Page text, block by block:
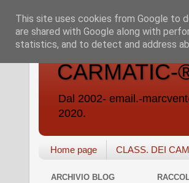
CARMATIC-
Dal 2002- email.-
2020.
Home page CLASS. DEI
ARCHIVIO BLOG
This site uses cookies from Google to
are shared with Google along with
statistics, and to detect and address